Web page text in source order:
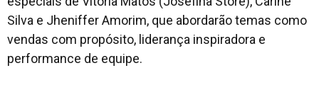
Silva e Jheniffer Amorim, que abordarão temas como
vendas com propósito, liderança inspiradora e
performance de equipe.